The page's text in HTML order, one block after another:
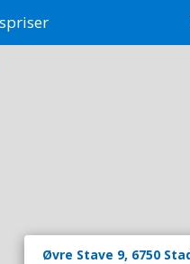
Øvre Stave 9, 6750